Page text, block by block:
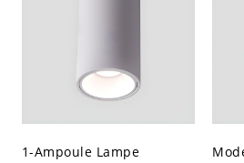
1-Ampoule Lampe